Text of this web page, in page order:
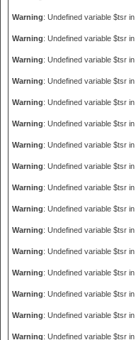
Warning: Undefined variable $tsr in
Warning: Undefined variable $tsr in
Warning: Undefined variable $tsr in
Warning: Undefined variable $tsr in
Warning: Undefined variable $tsr in
Warning: Undefined variable $tsr in
Warning: Undefined variable $tsr in
Warning: Undefined variable $tsr in
Warning: Undefined variable $tsr in
Warning: Undefined variable $tsr in
Warning: Undefined variable $tsr in
Warning: Undefined variable $tsr in
Warning: Undefined variable $tsr in
Warning: Undefined variable $tsr in
Warning: Undefined variable $tsr in
Warning: Undefined variable $tsr in